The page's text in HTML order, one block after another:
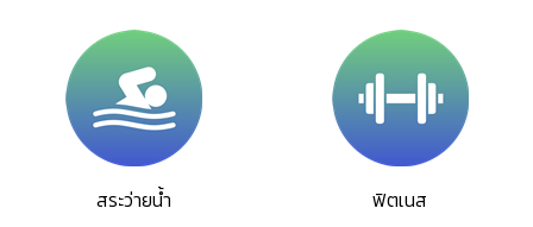
สระว่ายน้ำ ฟิตเนส